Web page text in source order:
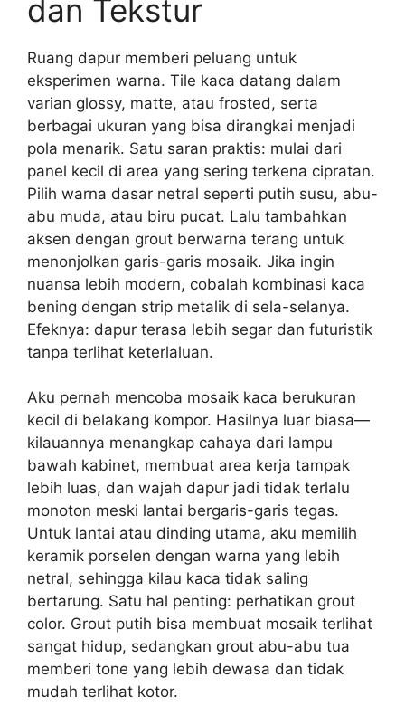
dan Tekstur
Ruang dapur memberi peluang untuk
eksperimen warna. Tile kaca datang dalam
varian glossy, matte, atau frosted, serta
berbagai ukuran yang bisa dirangkai menjadi
pola menarik. Satu saran praktis: mulai dari
panel kecil di area yang sering terkena cipratan.
Pilih warna dasar netral seperti putih susu, abu-
abu muda, atau biru pucat. Lalu tambahkan
aksen dengan grout berwarna terang untuk
menonjolkan garis-garis mosaik. Jika ingin
nuansa lebih modern, cobalah kombinasi kaca
bening dengan strip metalik di sela-selanya.
Efeknya: dapur terasa lebih segar dan futuristik
tanpa terlihat keterlaluan.
Aku pernah mencoba mosaik kaca berukuran
kecil di belakang kompor. Hasilnya luar biasa—
kilauannya menangkap cahaya dari lampu
bawah kabinet, membuat area kerja tampak
lebih luas, dan wajah dapur jadi tidak terlalu
monoton meski lantai bergaris-garis tegas.
Untuk lantai atau dinding utama, aku memilih
keramik porselen dengan warna yang lebih
netral, sehingga kilau kaca tidak saling
bertarung. Satu hal penting: perhatikan grout
color. Grout putih bisa membuat mosaik terlihat
sangat hidup, sedangkan grout abu-abu tua
memberi tone yang lebih dewasa dan tidak
mudah terlihat kotor.